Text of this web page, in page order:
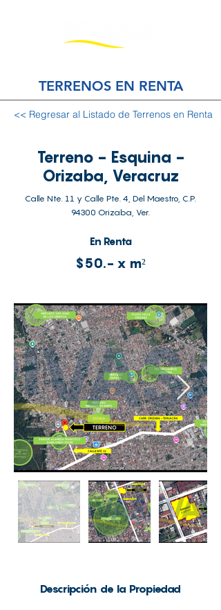
TERRENOS EN RENTA
<< Regresar al Listado de Terrenos en Renta
Terreno - Esquina -
Orizaba, Veracruz
Calle Nte. 11 y Calle Pte. 4, Del Maestro, C.P.
94300 Orizaba, Ver.
En Renta
$50.- x m²
Descripción de la Propiedad